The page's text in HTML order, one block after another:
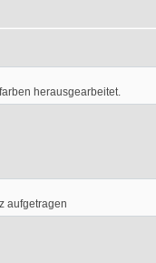
herausgearbeitet.
aufgetragen